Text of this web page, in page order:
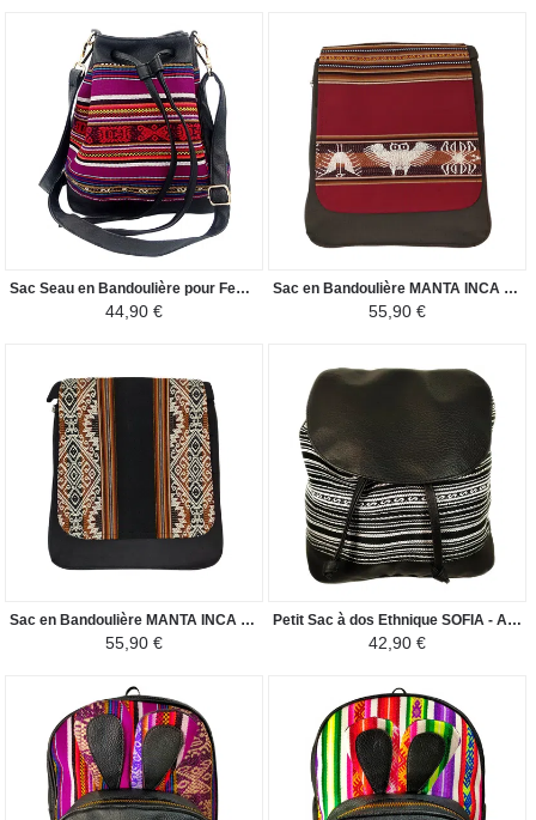
Sac Seau en Bandoulière pour Femme - Tissu Traditionnel Péruvien Vitelotte - Violet/Noir
44,90 €
Sac en Bandoulière MANTA INCA - Pour Homme Oiseaux Nazca - Bordeaux / Marron
55,90 €
Sac en Bandoulière MANTA INCA - Pour Homme Motif Ethnique - Noir / Camel
55,90 €
Petit Sac à dos Ethnique SOFIA - Artisanal Fabriqué au Pérou - Blanc/Noir
42,90 €